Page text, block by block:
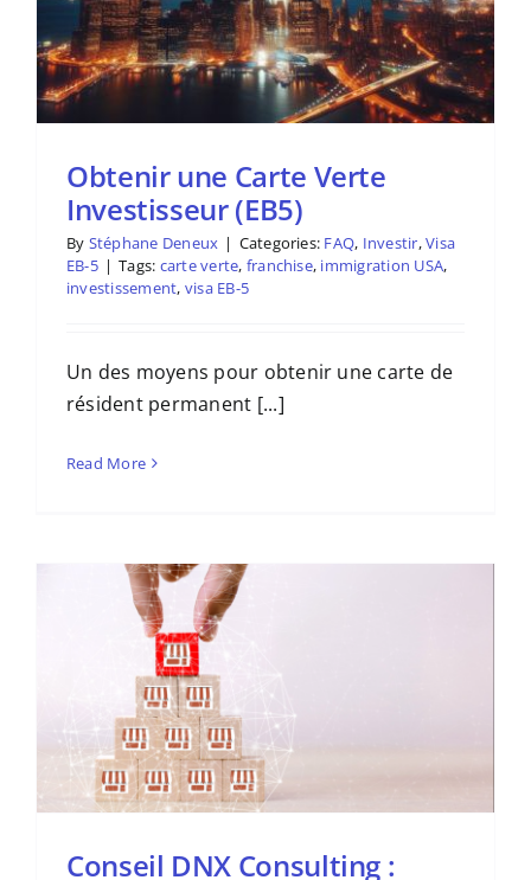
Obtenir une Carte Verte
Investisseur (EB5)
By Stéphane Deneux | Categories: FAQ, Investir,Visa
EB-5 | Tags: carte verte, franchise, immigration USA,
investissement, visa EB-5
Un des moyens pour obtenir une carte de
résident permanent [...]
Read More
Conseil DNX Consulting :